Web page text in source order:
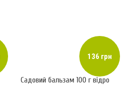
136 грн
Садовий бальзам 100 г відро